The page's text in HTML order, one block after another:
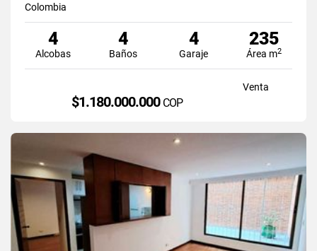
Colombia
4
Alcobas
4
Baños
4
Garaje
235
Área m2
Venta
$1.180.000.000 COP